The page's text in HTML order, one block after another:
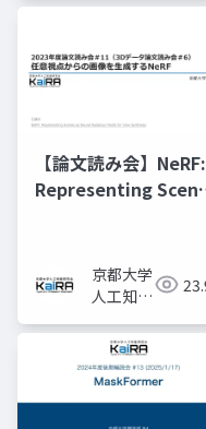
KaiRA
【論文読み会】NeRF:
Representing
Synthesis京都大学
人工知能
KaiRA